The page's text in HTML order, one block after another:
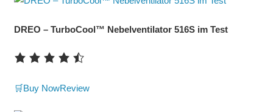
DREO – TurboCool™ Nebelventilator 516S im Test
🛒Buy NowReview